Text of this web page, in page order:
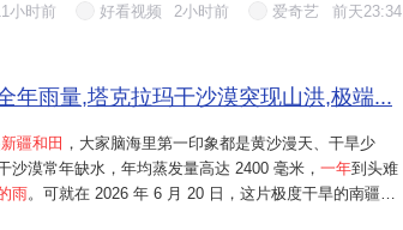
小时前
好看视频
2小时前
雨水倒...
爱奇艺 前天23:34
年雨量,塔克拉玛干沙漠突现山洪,极端...
新疆和田 ，大家脑海里第一印象都是黄沙漫天、干旱少
沙漠常年缺水，年均蒸发量高达 2400 毫米， 一年到头难
雨。可就在 2026 年 6 月 20 日，这片极度干旱的南疆小
幻景象：24 小时累计降雨 64.7 毫米，远超当地常年年均